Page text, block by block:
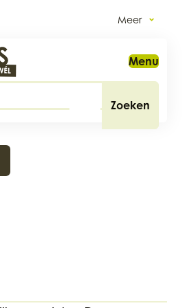
Meer
Zoeken
Menu